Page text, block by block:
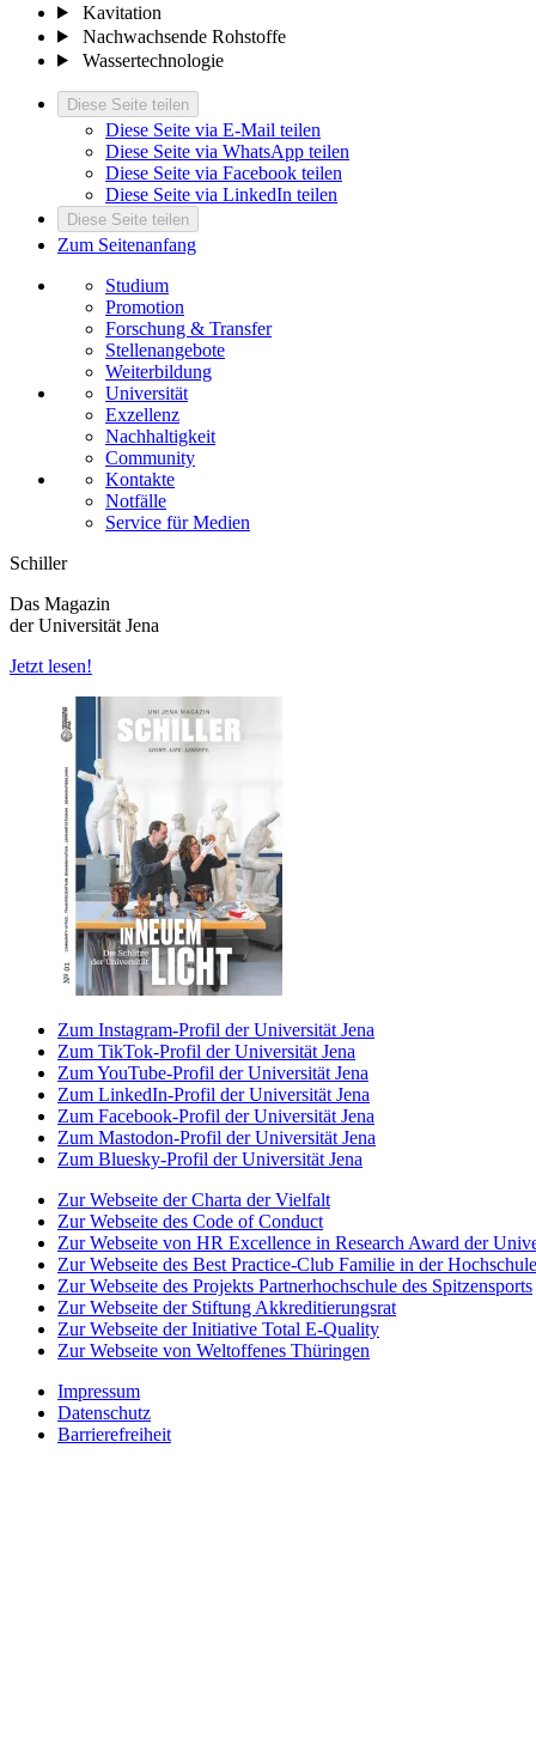
Kavitation
Nachwachsende Rohstoffe
Wassertechnologie
Diese Seite teilen
Diese Seite via E-Mail teilen
Diese Seite via WhatsApp teilen
Diese Seite via Facebook teilen
Diese Seite via LinkedIn teilen
Diese Seite teilen
Zum Seitenanfang
Studium
Promotion
Forschung & Transfer
Stellenangebote
Weiterbildung
Universität
Exzellenz
Nachhaltigkeit
Community
Kontakte
Notfälle
Service für Medien
Schiller
Das Magazin
der Universität Jena
Jetzt lesen!
Zum Instagram-Profil der Universität Jena
Zum TikTok-Profil der Universität Jena
Zum YouTube-Profil der Universität Jena
Zum LinkedIn-Profil der Universität Jena
Zum Facebook-Profil der Universität Jena
Zum Mastodon-Profil der Universität Jena
Zum Bluesky-Profil der Universität Jena
Zur Webseite der Charta der Vielfalt
Zur Webseite des Code of Conduct
Zur Webseite von HR Excellence in Research Award der
Zur Webseite des Best Practice-Club Familie in der Hochschule
Zur Webseite des Projekts Partnerhochschule des Spitzensports
Zur Webseite der Stiftung Akkreditierungsrat
Zur Webseite der Initiative Total E-Quality
Zur Webseite von Weltoffenes Thüringen
Impressum
Datenschutz
Barrierefreiheit